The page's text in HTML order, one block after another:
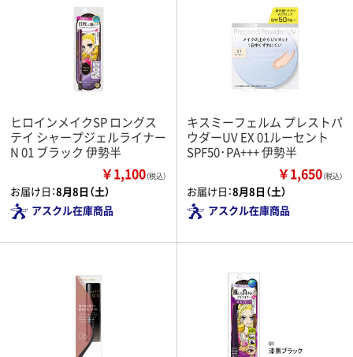
ヒロインメイクSP ロングス
テイ シャープジェルライナー
N 01 ブラック 伊勢半
￥1,100（税込）
お届け日：8月8日（土）
アスクル在庫商品
キスミーフェルム プレストパ
ウダーUV EX 01ルーセント
SPF50･PA+++ 伊勢半
￥1,650（税込）
お届け日：8月8日（土）
アスクル在庫商品